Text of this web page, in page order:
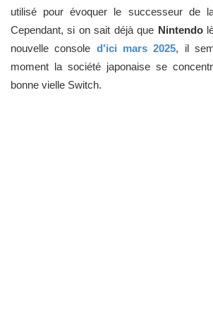
utilisé pour évoquer le successeur de
Cependant, si on sait déjà que Nintendo
nouvelle console d'ici mars 2025, il
moment la société japonaise se
bonne vielle Switch.